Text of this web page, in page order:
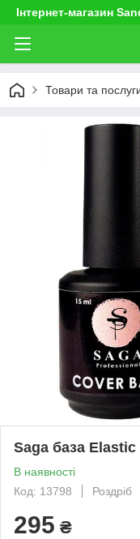
Інтернет-магазин
Товари та
Saga база
В наявності
Код: 13798
Роздріб
295 ₴